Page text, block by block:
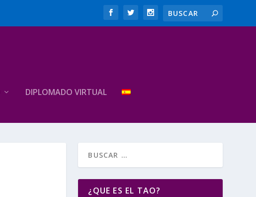
DIPLOMADO VIRTUAL
¿QUE ES EL TAO?